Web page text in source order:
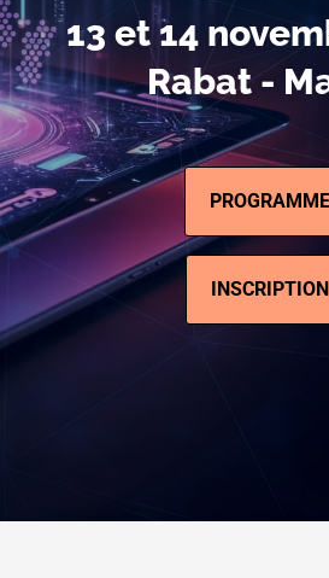
​13 et 14
Rabat -
PROGRAMME
INSCRIPTION